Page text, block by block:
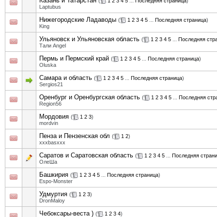
Laptubus
Нижегородские Ладаводы ( 1 2 3 4 5 Последняя страница)
King
Ульяновск и Ульяновская область ( 1 2 3 4 5 Последняя
Тали Angel
Пермь и Пермский край ( 1 2 3 4 5 Последняя страница)
Oluska
Самара и область ( 1 2 3 4 5 Последняя страница)
Sergios21
Оренбург и Оренбургская область ( 1 2 3 4 5 Последняя
Region56
Мордовия ( 1 2 3)
mordvin
Пенза и Пензенская обл ( 1 2)
xxxbasxxx
Саратов и Саратовская область ( 1 2 3 4 5 Последняя
ОлеШа
Башкирия ( 1 2 3 4 5 Последняя страница)
Espo-Monster
Удмуртия ( 1 2 3)
DronMaloy
Чебоксары-веста ) ( 1 2 3 4)